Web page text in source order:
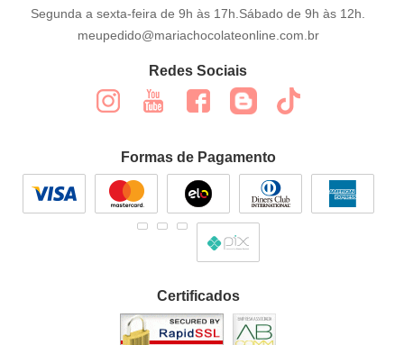
Segunda a sexta-feira de 9h às 17h.Sábado de 9h às 12h.
meupedido@mariachocolateonline.com.br
Redes Sociais
Formas de Pagamento
Certificados